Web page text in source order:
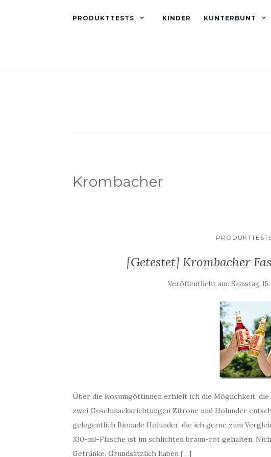
PRODUKTTESTS KINDER KUNTERBUNT
Krombacher
[Getestet] Krombacher
Veröffentlicht am:Samstag,
Über die Kosumgöttinnen erhielt ich die Möglichkeit, die
zwei Geschmacksrichtungen Zitrone und Holunder
gelegentlich Bionade Holunder, die ich gerne zum
330-ml-Flasche ist im schlichten braun-rot gehalten.
Getränke. Grundsätzlich haben […]